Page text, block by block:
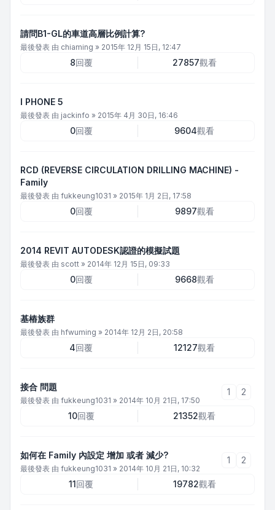
請問B1-GL的車道高層比例計算?
最後發表 由 chiaming » 2015年 12月 15日, 12:47
8回覆 27857觀看
I PHONE 5
最後發表 由 jackinfo » 2015年 4月 30日, 16:46
0回覆 9604觀看
RCD (REVERSE CIRCULATION DRILLING MACHINE) -
Family
最後發表 由 fukkeung1031 » 2015年 1月 2日, 17:58
0回覆 9897觀看
2014 REVIT AUTODESK認證的模擬試題
最後發表 由 scott » 2014年 12月 15日, 09:33
0回覆 9668觀看
基樁族群
最後發表 由 hfwuming » 2014年 12月 2日, 20:58
4回覆 12127觀看
接合 問題
最後發表 由 fukkeung1031 » 2014年 10月 21日, 17:50
1 2
10回覆 21352觀看
如何在 Family 內設定 增加 或者 減少?
最後發表 由 fukkeung1031 » 2014年 10月 21日, 10:32
1 2
11回覆 19782觀看